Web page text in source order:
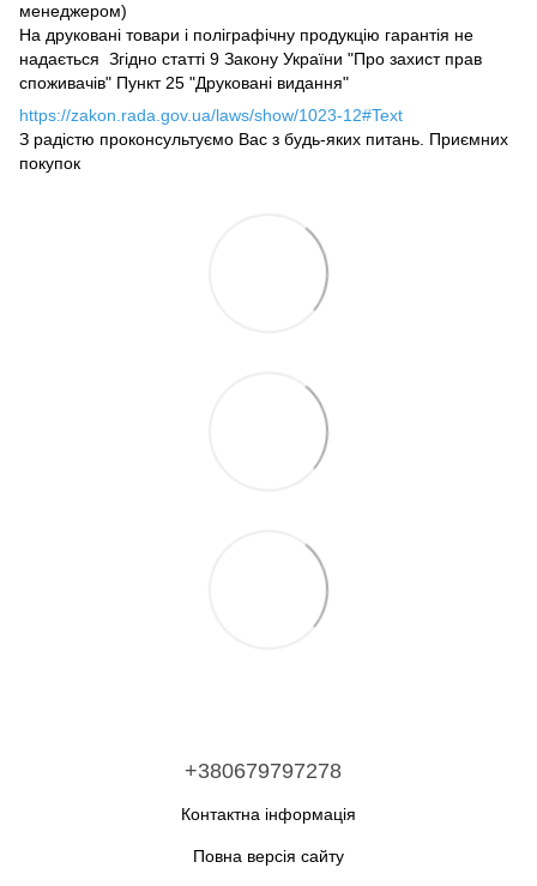
менеджером)
На друковані товари і поліграфічну продукцію гарантія не
надається Згідно статті 9 Закону України "Про захист прав
споживачів" Пункт 25 "Друковані видання"
https://zakon.rada.gov.ua/laws/show/1023-12#Text
З радістю проконсультуємо Вас з будь-яких питань. Приємних
покупок
+380679797278
Контактна інформація
Повна версія сайту